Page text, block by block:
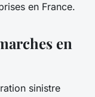
en France.
en
sinistre